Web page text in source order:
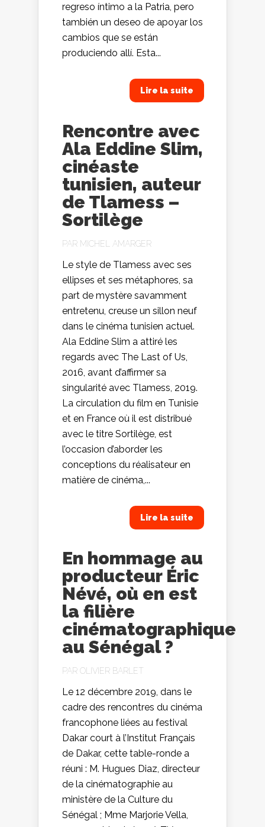
regreso íntimo a la Patria, pero
también un deseo de apoyar los
cambios que se están
produciendo allí. Esta...
Lire la suite
Rencontre avec
Ala Eddine Slim,
cinéaste
tunisien, auteur
de Tlamess –
Sortilège
PAR MICHEL AMARGER
Le style de Tlamess avec ses
ellipses et ses métaphores, sa
part de mystère savamment
entretenu, creuse un sillon neuf
dans le cinéma tunisien actuel.
Ala Eddine Slim a attiré les
regards avec The Last of Us,
2016, avant d’affirmer sa
singularité avec Tlamess, 2019.
La circulation du film en Tunisie
et en France où il est distribué
avec le titre Sortilège, est
l’occasion d’aborder les
conceptions du réalisateur en
matière de cinéma,...
Lire la suite
En hommage au
producteur Éric
Névé, où en est
la filière
cinématographique
au Sénégal ?
PAR OLIVIER BARLET
Le 12 décembre 2019, dans le
cadre des rencontres du cinéma
francophone liées au festival
Dakar court à l’Institut Français
de Dakar, cette table-ronde a
réuni : M. Hugues Diaz, directeur
de la cinématographie au
ministère de la Culture du
Sénégal ; Mme Marjorie Vella,